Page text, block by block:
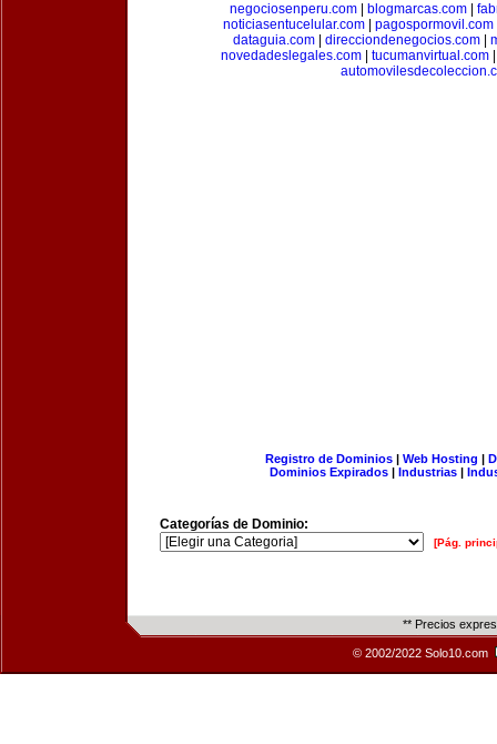
negociosenperu.com| blogmarcas.com|
noticiasentucelular.com
pagospormovil.com
dataguia.com| direcciondenegocios.com|
novedadeslegales.com
tucumanvirtual.com
Registro de Dominios| Web Hosting |
Dominios Expirados | Industrias |
Categorías de Dominio:
[Pág.
** Precios
© 2002/2022 Solo10.com